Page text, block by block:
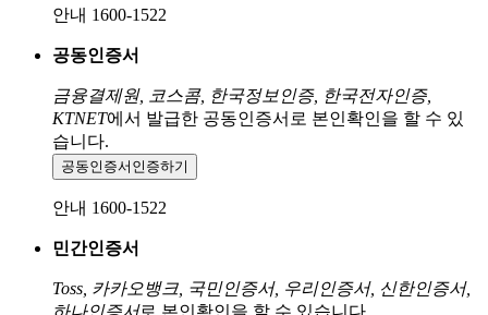
안내 1600-1522
공동인증서
금융결제원, 코스콤, 한국정보인증, 한국전자인증,
KTNET에서 발급한 공동인증서로 본인확인을 할 수 있
습니다.
공동인증서 인증하기
안내 1600-1522
민간인증서
Toss, 카카오뱅크, 국민인증서, 우리인증서, 신한인증서,